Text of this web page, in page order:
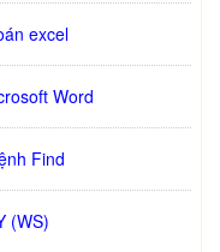
excel
Word
Find
(WS)